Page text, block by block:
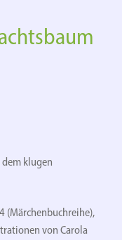
klugen
(Märchenbuchreihe),
von Carola